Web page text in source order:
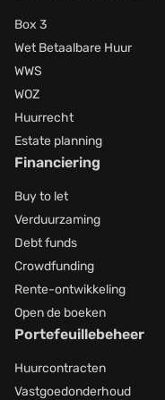
Box 3
Wet Betaalbare Huur
WWS
WOZ
Huurrecht
Estate planning
Financiering
Buy to let
Verduurzaming
Debt funds
Crowdfunding
Rente-ontwikkeling
Open de boeken
Portefeuillebeheer
Huurcontracten
Vastgoedonderhoud